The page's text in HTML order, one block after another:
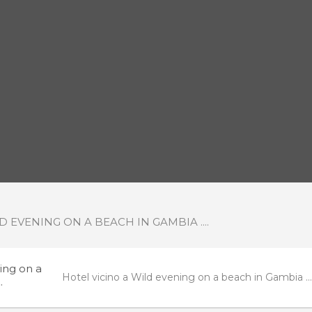
EVENING ON A BEACH IN GAMBIA ....
on a
Hotel vicino a Wild evening on a beach in Gambia